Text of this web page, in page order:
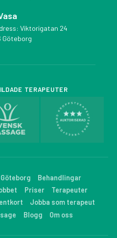
Viktorigatan 24
Göteborg
TERAPEUTER
Behandlingar
Priser
Terapeuter
Jobba som terapeut
Blogg Om oss